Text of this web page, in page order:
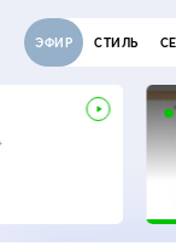
ЭФИР СТИЛЬ